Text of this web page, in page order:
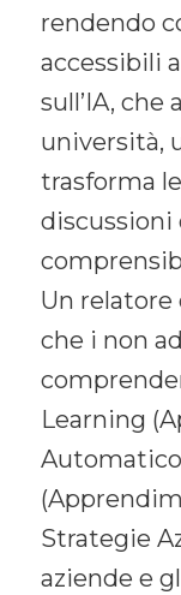
rendendo
accessibili
sull’IA, che
università,
trasforma
discussioni
Un relatore
che i non
Learning
Strategie
aziende e